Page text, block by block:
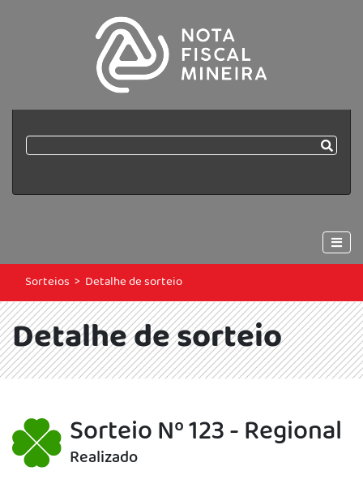
Sorteios > Detalhe de sorteio
Detalhe de sorteio
Sorteio Nº 123 - Regional
Realizado